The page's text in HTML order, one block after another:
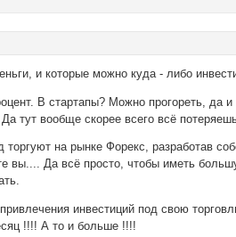
и которые можно куда - либо
В стартапы? Можно прогореть, да
тут вообще скорее всего всё
на рынке Форекс, разработав
вы.... Да всё просто, чтобы иметь
инвестиций под свою
!!!! А то и больше !!!!